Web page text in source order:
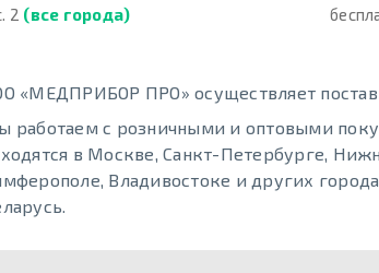
2 (все города)
«МЕДПРИБОР ПРО» осуществляет
работаем с розничными и оптовыми
в Москве, Санкт-Петербурге,
Владивостоке и других